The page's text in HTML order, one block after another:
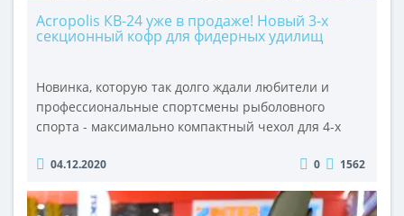
Acropolis КВ-24 уже в продаже! Новый 3-х
секционный кофр для фидерных удилищ
Новинка, которую так долго ждали любители и
профессиональные спортсмены рыболовного
спорта - максимально компактный чехол для 4-х
рыболовными катушками 5000-6000.Акрополис
которые в сложенном виде имеют длину до 130см, а
04.12.2020 0 1562